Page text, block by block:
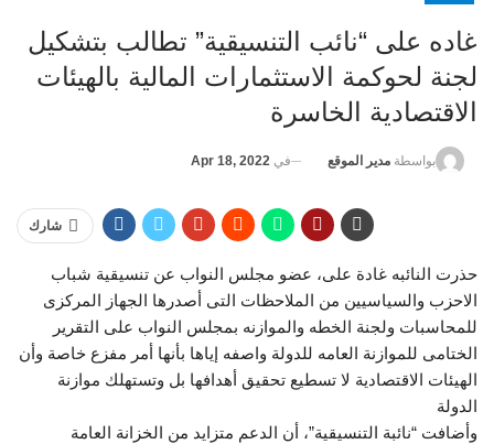
غاده على “نائب التنسيقية” تطالب بتشكيل
لجنة لحوكمة الاستثمارات المالية بالهيئات
الاقتصادية الخاسرة
بواسطة مدير الموقع في Apr 18, 2022
شارك
حذرت النائبه غادة على، عضو مجلس النواب عن تنسيقية شباب
الاحزب والسياسيين من الملاحظات التى أصدرها الجهاز المركزى
للمحاسبات ولجنة الخطه والموازنه بمجلس النواب على التقرير
الختامى للموازنة العامه للدولة واصفه إياها بأنها أمر مفزع خاصة وأن
الهيئات الاقتصادية لا تسطيع تحقيق أهدافها بل وتستهلك موازنة
الدولة
وأضافت “نائبة التنسيقية”، أن الدعم متزايد من الخزانة العامة